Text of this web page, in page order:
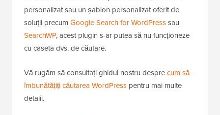
personalizat sau un șablon personalizat oferit de
soluții precum Google Search for WordPresssau
SearchWP, acest plugin s-ar putea să nu funcționeze
cu caseta dvs. de căutare.
Vă rugăm să consultați ghidul nostru desprecum să
îmbunătățiți căutarea WordPress pentru mai multe
detalii.